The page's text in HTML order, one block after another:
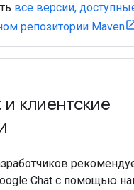
все версии,
репозитории Maven
клиентские
Chat с помощью